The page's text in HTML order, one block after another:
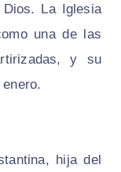
La Iglesia
una de las
y su
hija del